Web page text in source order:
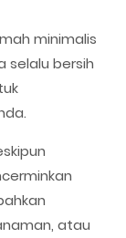
minimalis
selalu bersih
atau